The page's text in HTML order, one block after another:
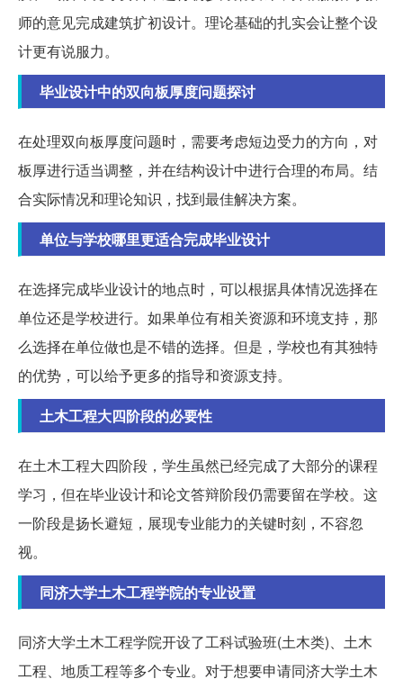
师的意见完成建筑扩初设计。理论基础的扎实会让整个设
计更有说服力。
毕业设计中的双向板厚度问题探讨
在处理双向板厚度问题时，需要考虑短边受力的方向，对
板厚进行适当调整，并在结构设计中进行合理的布局。结
合实际情况和理论知识，找到最佳解决方案。
单位与学校哪里更适合完成毕业设计
在选择完成毕业设计的地点时，可以根据具体情况选择在
单位还是学校进行。如果单位有相关资源和环境支持，那
么选择在单位做也是不错的选择。但是，学校也有其独特
的优势，可以给予更多的指导和资源支持。
土木工程大四阶段的必要性
在土木工程大四阶段，学生虽然已经完成了大部分的课程
学习，但在毕业设计和论文答辩阶段仍需要留在学校。这
一阶段是扬长避短，展现专业能力的关键时刻，不容忽
视。
同济大学土木工程学院的专业设置
同济大学土木工程学院开设了工科试验班(土木类)、土木
工程、地质工程等多个专业。对于想要申请同济大学土木